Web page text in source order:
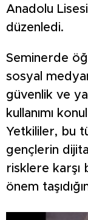
Anadolu
düzenledi.
Seminerde
sosyal
güvenlik ve
kullanımı
Yetkililer, bu
gençlerin
risklere karşı
önem